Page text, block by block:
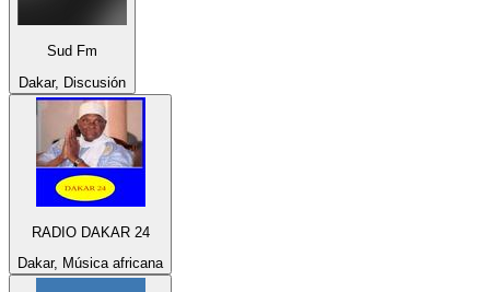
Sud Fm
Dakar, Discusión
RADIO DAKAR 24
Dakar, Música africana